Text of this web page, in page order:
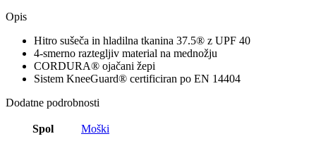
Opis
Hitro sušeča in hladilna tkanina 37.5® z UPF 40
4-smerno raztegljiv material na mednožju
CORDURA® ojačani žepi
Sistem KneeGuard® certificiran po EN 14404
Dodatne podrobnosti
Spol Moški